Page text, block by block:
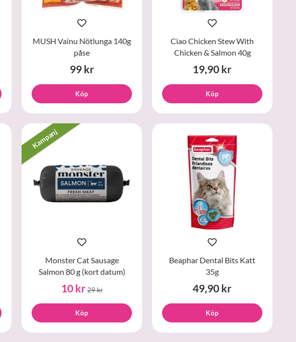
MUSH Vainu Nötlunga 140g
påse
99 kr
Köp
Ciao Chicken Stew With
Chicken & Salmon 40g
19,90 kr
Köp
Kampanj
Monster Cat Sausage
Salmon 80 g (kort datum)
10 kr29 kr
Köp
Beaphar Dental Bits Katt
35g
49,90 kr
Köp